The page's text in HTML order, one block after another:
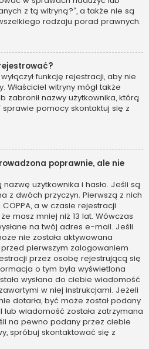
z tą witryną?”, a także nie są
rodzaju porad prawnych.
funkcję rejestracji, aby nie
Właściciel witryny mógł także
zabronił nazwy użytkownika, którą
pomocy skontaktuj się z
poprawnie, ale nie
użytkownika i hasło. Jeśli są
z dwóch przyczyn. Pierwszą z nich
a w czasie rejestracji
masz mniej niż 13 lat. Wówczas
na twój adres e-mail. Jeśli
nie została aktywowana
pierwszym zalogowaniem
przez osobę rejestrującą się
o tym była wyświetlona
wysłana do ciebie wiadomość
w niej instrukcjami. Jeżeli
dotarła, być może został podany
wiadomość została zatrzymana
na pewno podany przez ciebie
spróbuj skontaktować się z